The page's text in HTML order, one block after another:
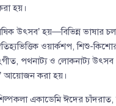
হয়।
উৎসব’ হয়—বিভিন্ন ভাষার
ওয়ার্কশপ, শিশু-
সংগীত, পথনাট্য ও লোকনাট্য
আয়োজন করা হয়।
একাডেমি ঈদের চাঁদরাত,